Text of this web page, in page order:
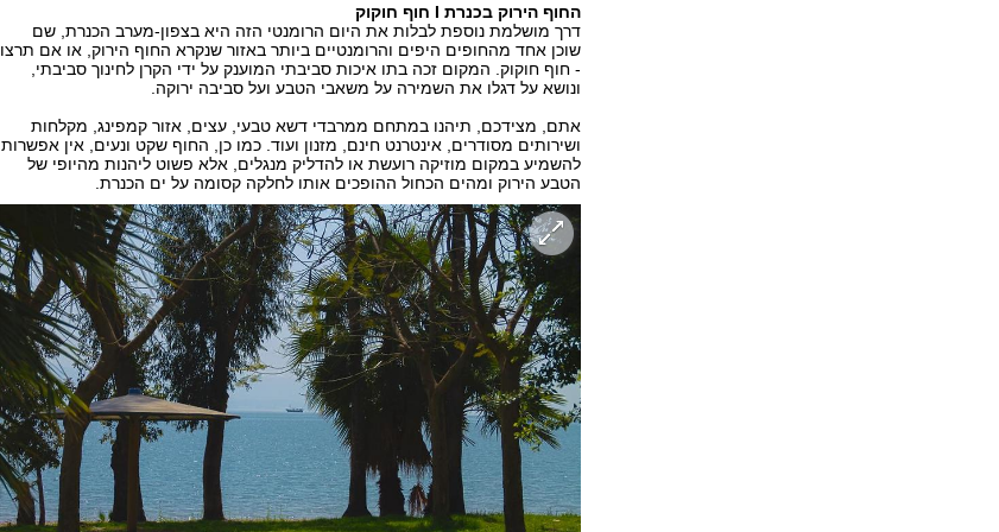
החוף הירוק בכנרת I חוף חוקוק
דרך מושלמת נוספת לבלות את היום הרומנטי הזה היא בצפון-מערב הכנרת, שם
שוכן אחד מהחופים היפים והרומנטיים ביותר באזור שנקרא החוף הירוק, או אם תרצו
- חוף חוקוק. המקום זכה בתו איכות סביבתי המוענק על ידי הקרן לחינוך סביבתי,
ונושא על דגלו את השמירה על משאבי הטבע ועל סביבה ירוקה.
אתם, מצידכם, תיהנו במתחם ממרבדי דשא טבעי, עצים, אזור קמפינג, מקלחות
ושירותים מסודרים, אינטרנט חינם, מזנון ועוד. כמו כן, החוף שקט ונעים, אין אפשרות
להשמיע במקום מוזיקה רועשת או להדליק מנגלים, אלא פשוט ליהנות מהיופי של
הטבע הירוק ומהים הכחול ההופכים אותו לחלקה קסומה על ים הכנרת.